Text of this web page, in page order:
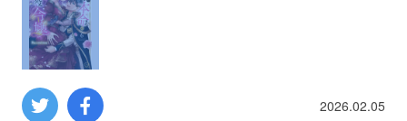
2026.02.05
コンピューター
ミリタリー